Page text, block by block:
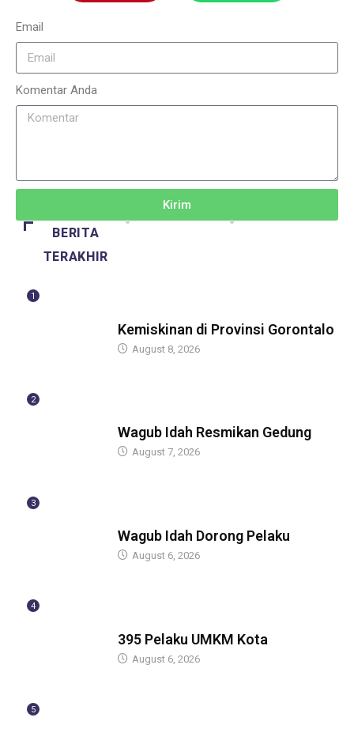
Email
Komentar Anda
Kirim
BERITA
TERAKHIR
1
Kemiskinan di Provinsi Gorontalo
August 8, 2026
2
Wagub Idah Resmikan Gedung
August 7, 2026
3
Wagub Idah Dorong Pelaku
August 6, 2026
4
395 Pelaku UMKM Kota
August 6, 2026
5